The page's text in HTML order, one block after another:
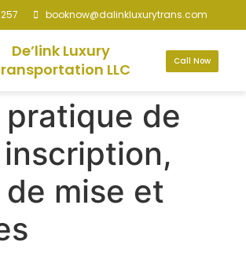
booknow@dalinkluxurytrans.com
De’link Luxury
LLC
Call Now
pratique de
mise et